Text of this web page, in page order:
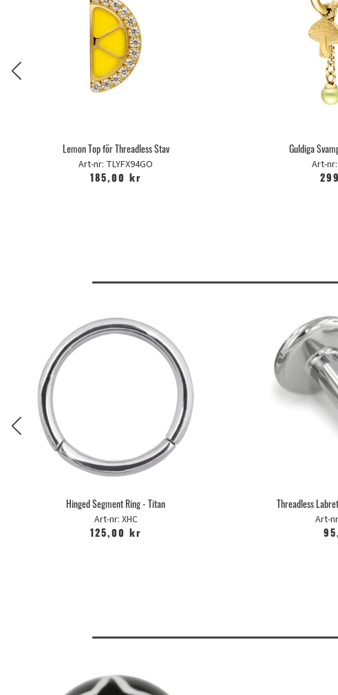
Lemon Top för Threadless Stav
Art-nr: TLYFX94GO
185,00 kr
Guldiga
Art-nr:
Hinged Segment Ring - Titan
Art-nr: XHC
125,00 kr
Threadless
Art-